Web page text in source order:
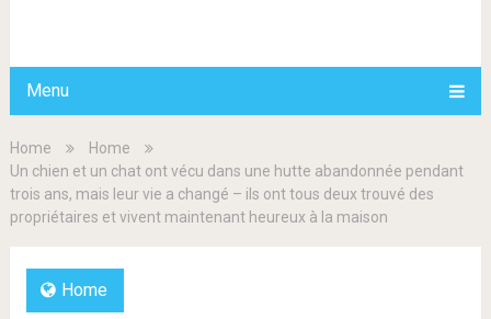
Menu
Home
Home
Un chien et un chat ont vécu dans une hutte abandonnée pendant
trois ans, mais leur vie a changé – ils ont tous deux trouvé des
propriétaires et vivent maintenant heureux à la maison
Home